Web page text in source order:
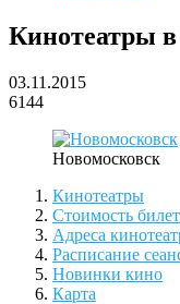
Кинотеатры
03.11.2015
6144
Новомосковск
Кинотеатры
Стоимость
Адреса
Расписание
Новинки кино
Карта